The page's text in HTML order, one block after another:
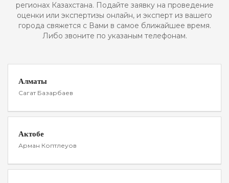
регионах Казахстана. Подайте заявку на проведение
оценки или экспертизы онлайн, и эксперт из вашего
города свяжется с Вами в самое ближайшее время.
Либо звоните по указаным телефонам.
Алматы
Сагат Базарбаев
Актобе
Арман Коптлеуов